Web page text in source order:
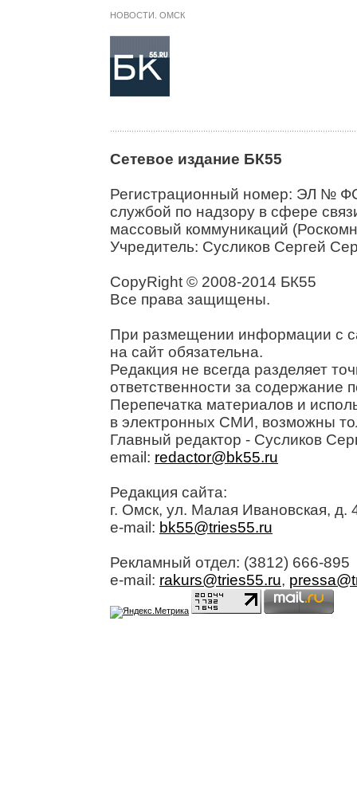
НОВОСТИ. ОМСК
Сетевое издание БК55
Регистрационный номер: ЭЛ №
службой по надзору в сфере
массовый коммуникаций
Учредитель: Сусликов Сергей
CopyRight © 2008-2014 БК55
Все права защищены.
При размещении информации с
на сайт обязательна.
Редакция не всегда разделяет
ответственности за содержание
Перепечатка материалов и
в электронных СМИ, возможны
Главный редактор - Сусликов
email: redactor@bk55.ru
Редакция сайта:
г. Омск, ул. Малая Ивановская, д.
e-mail: bk55@tries55.ru
Рекламный отдел: (3812) 666-895
e-mail: rakurs@tries55.ru,